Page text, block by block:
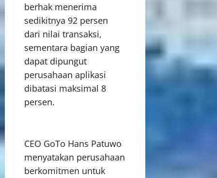
berhak menerima
sedikitnya 92 persen
dari nilai transaksi,
sementara bagian yang
dapat dipungut
perusahaan aplikasi
dibatasi maksimal 8
persen.
CEO GoTo Hans Patuwo
menyatakan perusahaan
berkomitmen untuk